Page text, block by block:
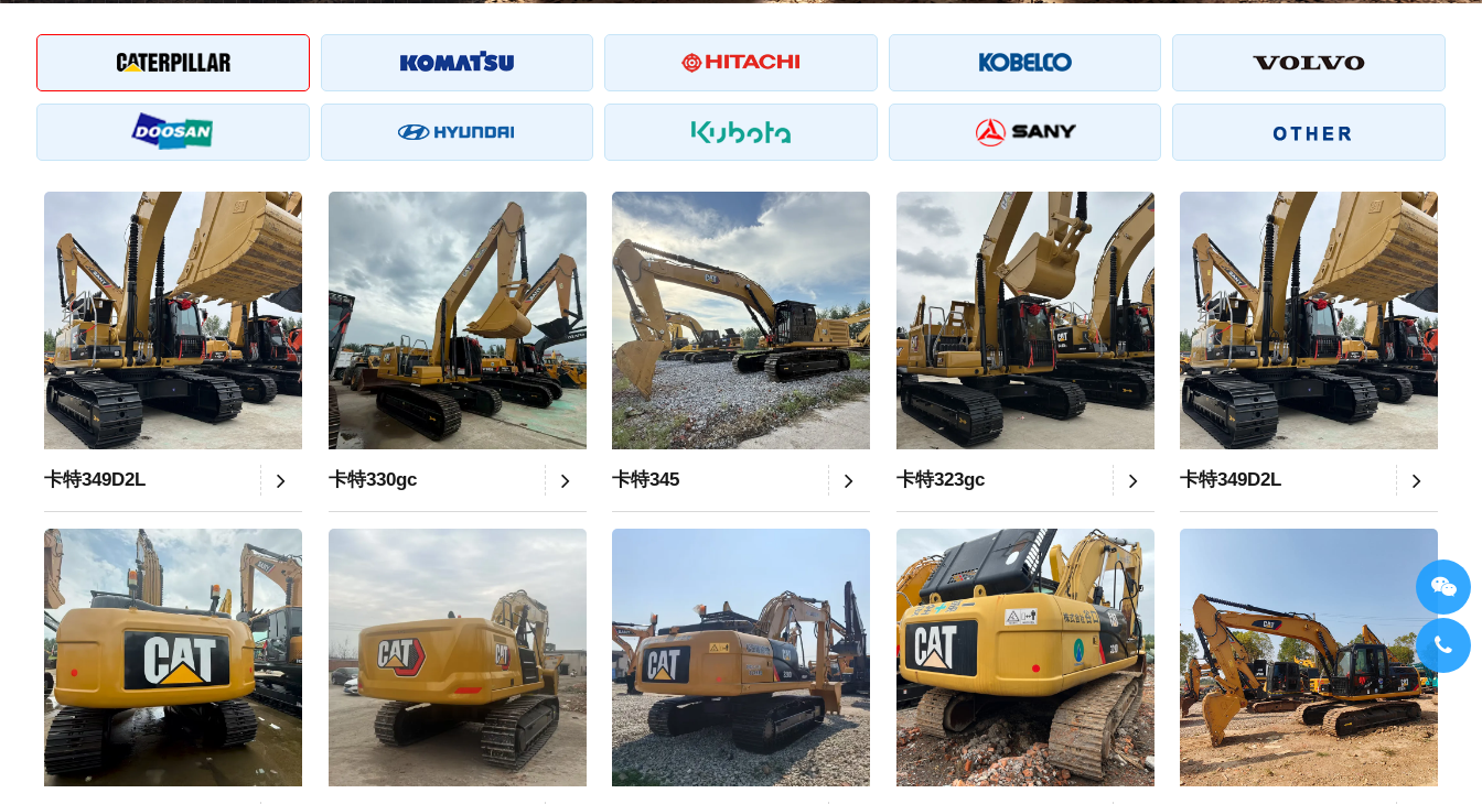
卡特349D2L 卡特330gc 卡特345 卡特323gc 卡特349D2L